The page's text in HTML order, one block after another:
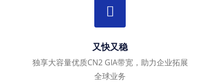
又快又稳
独享大容量优质CN2 GIA带宽，助力企业拓展
全球业务